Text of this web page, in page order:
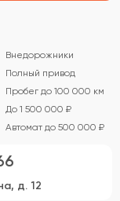
Внедорожники
Полный привод
Пробег до 100 000 км
До 1 500 000 ₽
Автомат до 500 000 ₽
д. 12